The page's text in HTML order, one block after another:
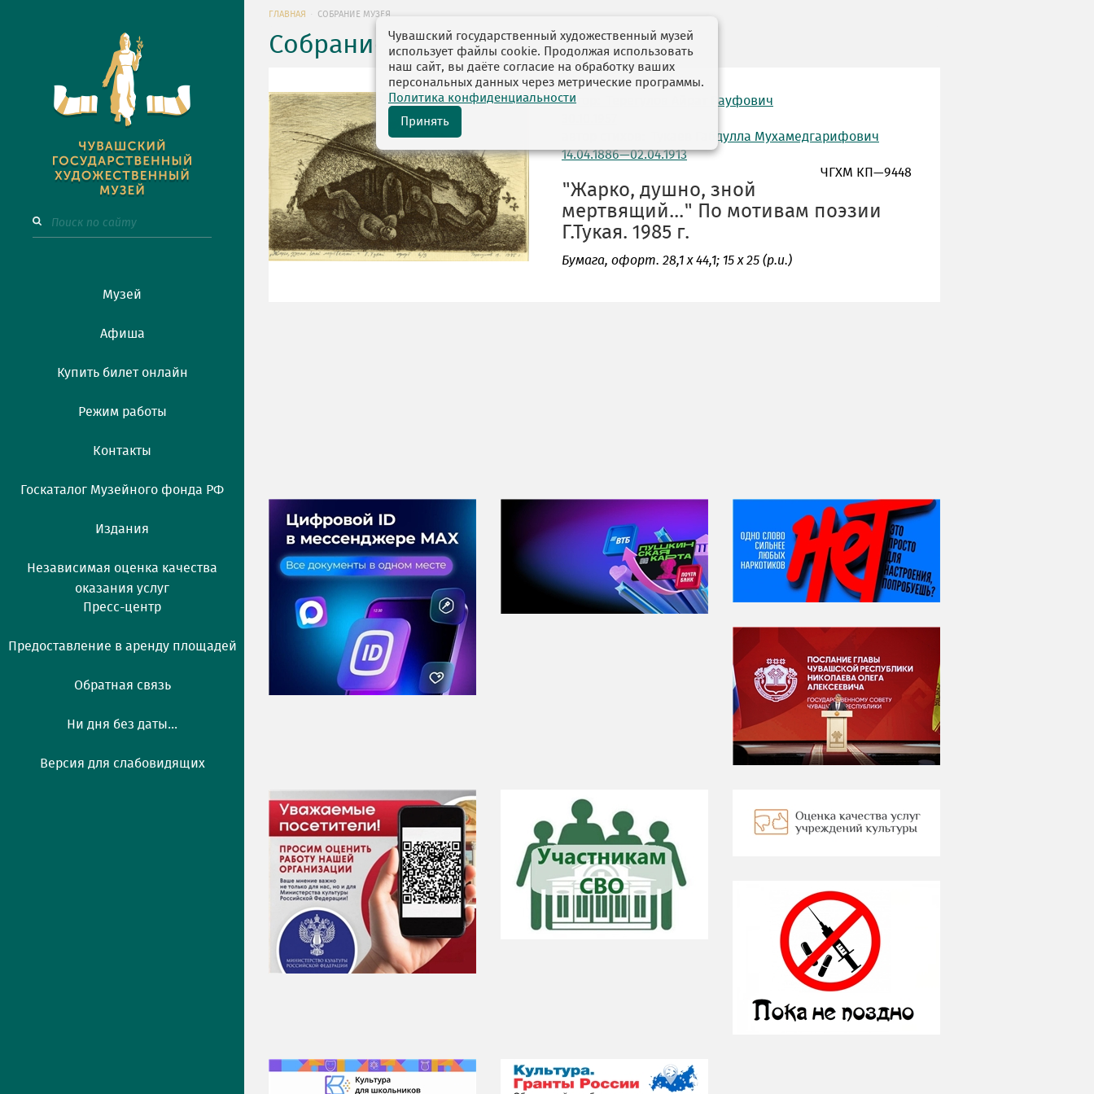
Музей
Афиша
Купить билет онлайн
Режим работы
Контакты
Госкаталог Музейного фонда РФ
Издания
Независимая оценка качества
оказания услуг
Пресс-центр
Предоставление в аренду площадей
Обратная связь
Ни дня без даты...
Версия для слабовидящих
ГЛАВНАЯ СОБРАНИЕ МУЗЕЯ
Собрание музея
автор: Терегулов Айрат Рауфович
автор стихов: Тукаев Габдулла Мухамедгарифович
14.04.1886—02.04.1913
ЧГХМ КП—9448
"Жарко, душно, зной
мертвящий..." По мотивам поэзии
Г.Тукая. 1985 г.
Бумага, офорт. 28,1 х 44,1; 15 х 25 (р.и.)
НИ ДНЯ БЕЗ ДАТЫ...
08 августа
ВСЕМИРНЫЙ ДЕНЬ
КОШЕК
Чувашский государственный художественный музей
использует файлы cookie. Продолжая использовать
наш сайт, вы даёте согласие на обработку ваших
персональных данных через метрические программы.
Политика конфиденциальности
Принять